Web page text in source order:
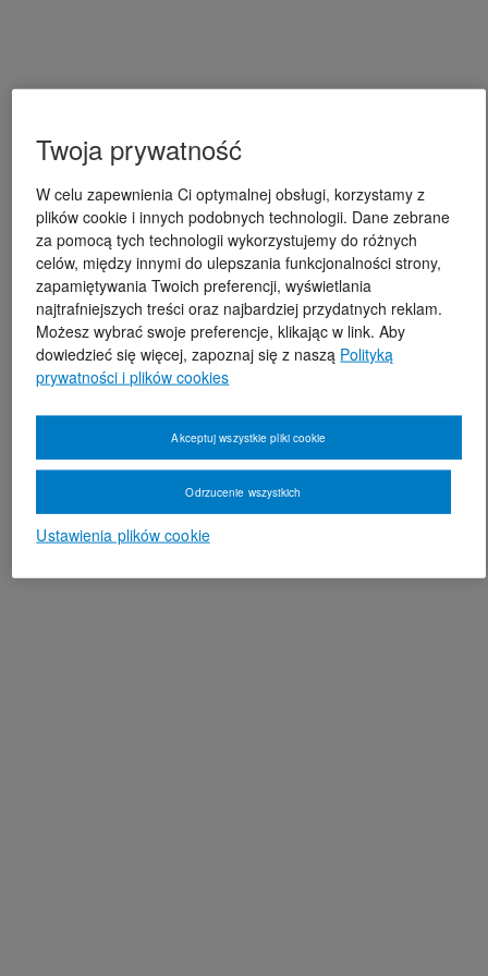
Twoja prywatność
W celu zapewnienia Ci optymalnej obsługi, korzystamy z
plików cookie i innych podobnych technologii. Dane zebrane
za pomocą tych technologii wykorzystujemy do różnych
celów, między innymi do ulepszania funkcjonalności strony,
zapamiętywania Twoich preferencji, wyświetlania
najtrafniejszych treści oraz najbardziej przydatnych reklam.
Możesz wybrać swoje preferencje, klikając w link. Aby
dowiedzieć się więcej, zapoznaj się z naszą Polityką
prywatności i plików cookies
Ustawienia plików cookie
Odrzucenie wszystkich
Akceptuj wszystkie pliki cookie